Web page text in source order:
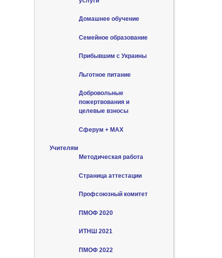
Домашнее обучение
Семейное образование
Прибывшим с Украины
Льготное питание
Добровольные
пожертвования и
целевые взносы
Сферум + MAX
Учителям
Методическая работа
Страница аттестации
Профсоюзный комитет
ПМОФ 2020
ИТНШ 2021
ПМОФ 2022